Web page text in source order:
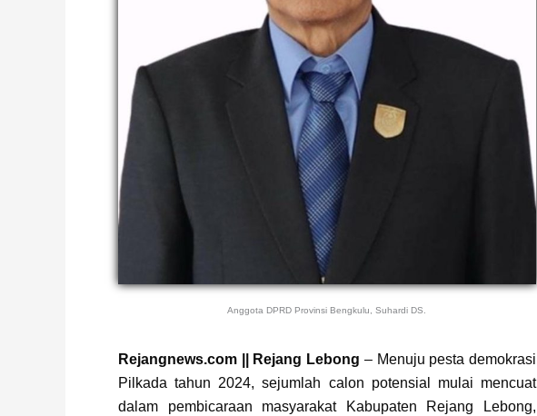
Anggota DPRD Provinsi Bengkulu, Suhardi DS.
Rejangnews.com || Rejang Lebong – Menuju pesta demokrasi
Pilkada tahun 2024, sejumlah calon potensial mulai mencuat
dalam pembicaraan masyarakat Kabupaten Rejang Lebong,
Page
, Page Page
, Page